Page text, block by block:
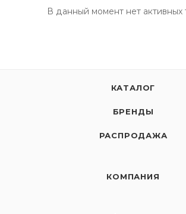
В данный момент нет активных
КАТАЛОГ
БРЕНДЫ
РАСПРОДАЖА
КОМПАНИЯ